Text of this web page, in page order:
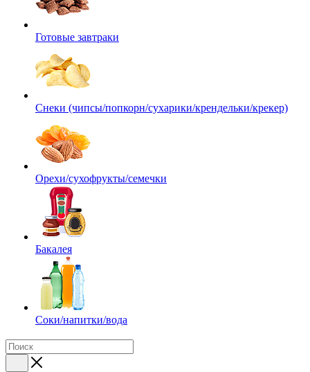
Готовые завтраки
Снеки (чипсы/попкорн/сухарики/крендельки/крекер)
Орехи/сухофрукты/семечки
Бакалея
Соки/напитки/вода